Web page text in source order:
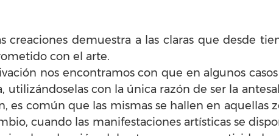
creaciones demuestra a las claras que desde
con el arte.
nos encontramos con que en algunos
con la única razón de ser la
es común que las mismas se hallen en aquellas
cuando las manifestaciones artísticas se